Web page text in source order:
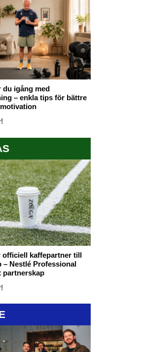
du igång med
– enkla tips för bättre
officiell kaffepartner till
– Nestlé Professional
partnerskap